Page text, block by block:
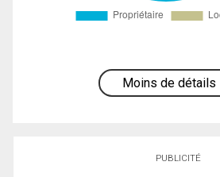
Moins de détails
PUBLICITÉ